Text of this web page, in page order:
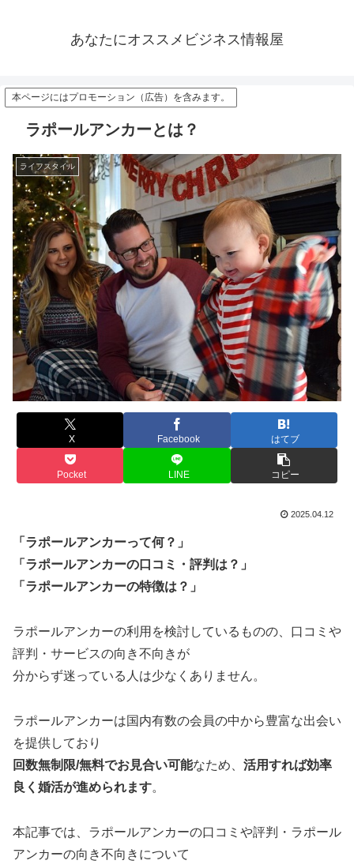
あなたにオススメビジネス情報屋
本ページにはプロモーション（広告）を含みます。
ラポールアンカーとは？
ライフスタイル
X Facebook はてブ
Pocket LINE コピー
2025.04.12
「ラポールアンカーって何？」
「ラポールアンカーの口コミ・評判は？」
「ラポールアンカーの特徴は？」
ラポールアンカーの利用を検討しているものの、口コミや
評判・サービスの向き不向きが
分からず迷っている人は少なくありません。
ラポールアンカーは国内有数の会員の中から豊富な出会い
を提供しており
回数無制限/無料でお見合い可能なため、 活用すれば効率
良く婚活が進められます。
本記事では、ラポールアンカーの口コミや評判・ラポール
アンカーの向き不向きについて